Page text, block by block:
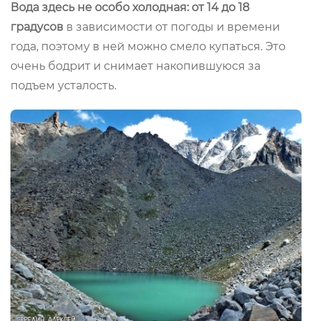
Вода здесь не особо холодная: от 14 до 18
градусов в зависимости от погоды и времени
года, поэтому в ней можно смело купаться. Это
очень бодрит и снимает накопившуюся за
подъем усталость.